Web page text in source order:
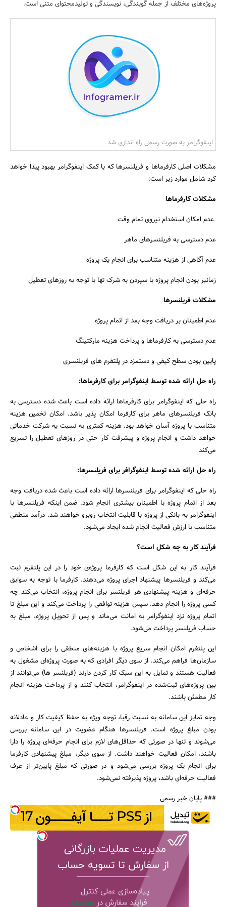
جستجو
پروژه‌های مختلف از جمله گویندگی، نویسندگی و تولیدمحتوای متنی است.
اینفوگرامر به صورت رسمی راه اندازی شد
مشکلات اصلی کارفرماها و فریلنسرها که با کمک اینفوگرامر بهبود پیدا خواهد
کرد شامل موارد زیر است:
مشکلات کارفرماها
عدم امکان استخدام نیروی تمام وقت
عدم دسترسی به فریلنسرهای ماهر
عدم آگاهی از هزینه متناسب برای انجام یک پروژه
زمانبر بودن انجام پروژه با سپردن به شرک تها با توجه به روزهای تعطیل
مشکلات فریلنسرها
عدم اطمینان بر دریافت وجه بعد از اتمام پروژه
عدم دسترسی به کارفرماها و پرداخت هزینه مارکتینگ
پایین بودن سطح کیفی و دستمزد در پلتفرم های فریلنسری
راه حل ارائه شده توسط اینفوگرامر برای کارفرماها:
راه حلی که اینفوگرامر برای کارفرماها ارائه داده است باعث شده دسترسی به
بانک فریلنسرهای ماهر برای کارفرما امکان پذیر باشد. امکان تخمین هزینه
متناسب با پروژه آسان خواهد بود. هزینه کمتری به نسبت یه شرکت خدماتی
خواهد داشت و انجام پروژه و پیشرفت کار حتی در روزهای تعطیل را تسریع
می‌کند
راه حل ارائه شده توسط اینفوگرافر برای فریلنسرها:
راه حلی که اینفوگرامر برای فریلنسرها ارائه داده است باعث شده دریافت وجه
بعد از اتمام پروژه با اطمینان بیشتری انجام شود. ضمن اینکه فریلنسرها با
اینفوگرامر به بانکی از پروژه با قابلیت انتخاب روبرو خواهند شد. درآمد منطقی
متناسب با ارزش فعالیت انجام شده ایجاد می‌شود.
فرآیند کار به چه شکل است؟
فرآیند کار به این شکل است که کارفرما پروژه‌ی خود را در این پلتفرم ثبت
می‌کند و فریلنسرها پیشنهاد اجرای پروژه می‌دهند. کارفرما با توجه به سوابق
حرفه‌ای و هزینه پیشنهادی هر فریلنسر برای انجام پروژه، انتخاب می‌کند چه
کسی پروژه را انجام دهد. سپس هزینه توافقی را پرداخت می‌کند و این مبلغ تا
اتمام پروژه نزد اینفوگرامر به امانت می‌ماند و پس از تحویل پروژه، مبلغ به
حساب فریلنسر پرداخت می‌شود.
این پلتفرم امکان انجام سریع پروژه با هزینه‌های منطقی را برای اشخاص و
سازمان‌ها فراهم می‌کند. از سوی دیگر افرادی که به صورت پروژه‌ای مشغول به
فعالیت هستند و تمایل به این سبک کار کردن دارند (فریلنسر ها) می‌توانند از
بین پروژه‌های ثبت‌شده در اینفوگرامر، انتخاب کنند و از پرداخت هزینه انجام
کار مطمئن باشند.
وجه تمایز این سامانه به نسبت رقبا، توجه ویژه به حفظ کیفیت کار و عادلانه
بودن مبلغ پروژه است. فریلنسرها هنگام عضویت در این سامانه بررسی
می‌شوند و تنها در صورتی که حداقل‌های لازم برای انجام حرفه‌ای پروژه را دارا
باشند، امکان فعالیت خواهند داشت. از سوی دیگر، مبلغ پیشنهادی کارفرما
برای انجام یک پروژه بررسی می‌شود و در صورتی که مبلغ پایین‌تر از عرف
فعالیت حرفه‌ای باشد، پروژه پذیرفته نمی‌شود.
### پایان خبر رسمی